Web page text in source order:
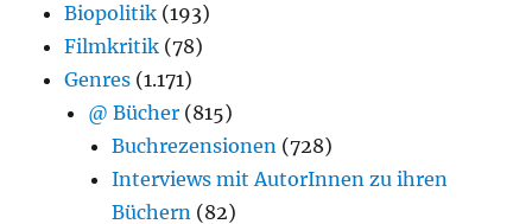
Biopolitik (193)
Filmkritik (78)
Genres (1.171)
@ Bücher (815)
Buchrezensionen (728)
Interviews mit AutorInnen zu ihren
Büchern (82)